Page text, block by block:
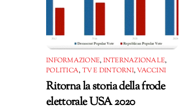
INFORMAZIONE, INTERNAZIONALE,
POLITICA, TV E DINTORNI,VACCINI
Ritorna la storia della frode
elettorale USA 2020